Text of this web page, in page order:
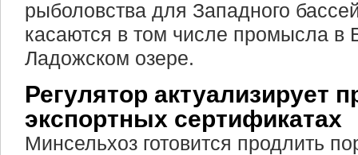
рыболовства для Западного
касаются в том числе промысла в
Ладожском озере.
Регулятор актуализирует
экспортных сертификатах
Минсельхоз готовится продлить